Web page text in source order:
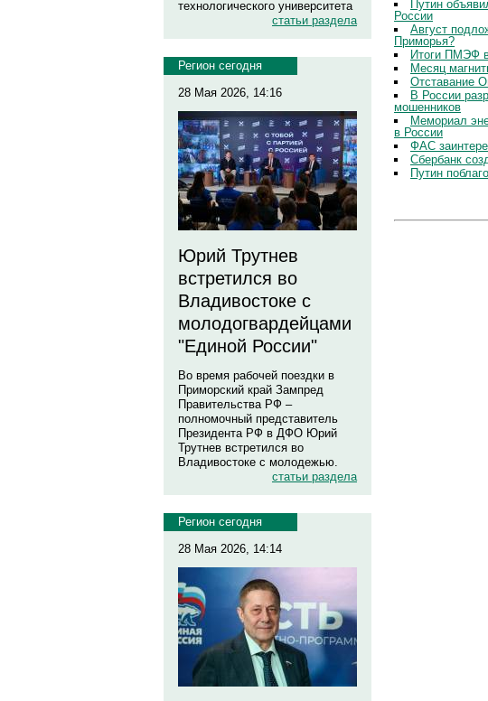
технологического университета
статьи раздела
Регион сегодня
28 Мая 2026, 14:16
Юрий Трутнев
встретился во
Владивостоке с
молодогвардейцами
"Единой России"
Во время рабочей поездки в
Приморский край Зампред
Правительства РФ –
полномочный представитель
Президента РФ в ДФО Юрий
Трутнев встретился во
Владивостоке с молодежью.
статьи раздела
Регион сегодня
28 Мая 2026, 14:14
Путин
России
Август
Приморья?
Итоги ПМЭФ в
Месяц
Отставание
В России
мошенников
Мемориал
в России
ФАС
Сбербанк
Путин